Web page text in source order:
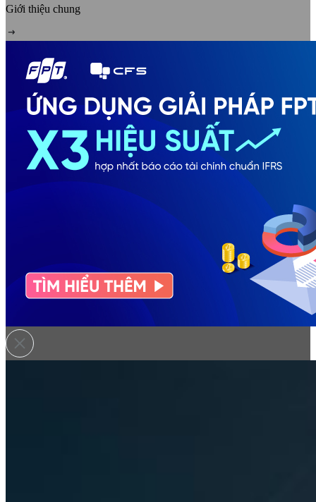
Giới thiệu chung